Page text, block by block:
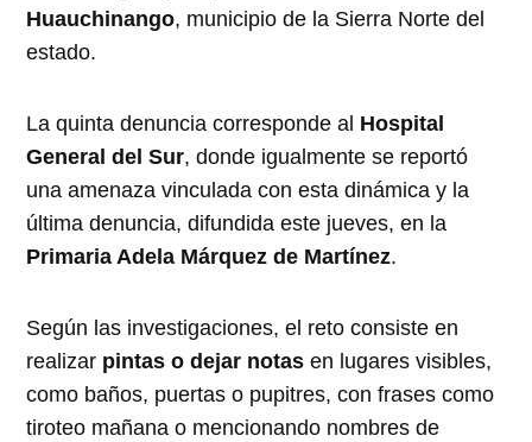
Huauchinango, municipio de la Sierra Norte del
estado.
La quinta denuncia corresponde al Hospital
General del Sur, donde igualmente se reportó
una amenaza vinculada con esta dinámica y la
última denuncia, difundida este jueves, en la
Primaria Adela Márquez de Martínez.
Según las investigaciones, el reto consiste en
realizar pintas o dejar notas en lugares visibles,
como baños, puertas o pupitres, con frases como
tiroteo mañana o mencionando nombres de